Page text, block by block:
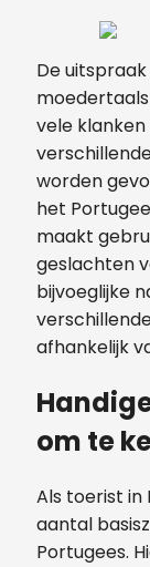
De
vele klanken
worden
het
maakt
geslachten
bijvoeglijke
afhankelijk
om te
Als toerist in
aantal
Portugees.